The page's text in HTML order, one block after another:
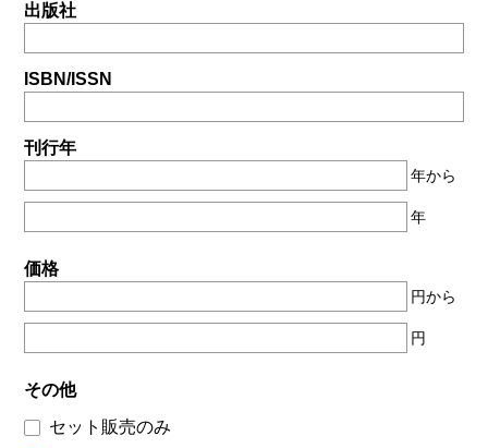
出版社
ISBN/ISSN
刊行年
年から
年
価格
円から
円
その他
セット販売のみ